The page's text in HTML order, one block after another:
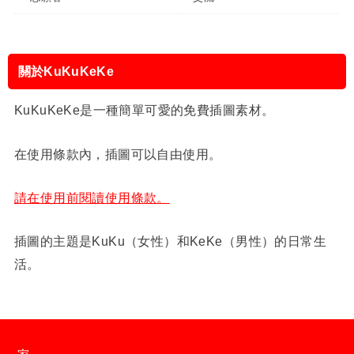
關於KuKuKeKe
KuKuKeKe是一種簡單可愛的免費插圖素材。
在使用條款內，插圖可以自由使用。
請在使用前閱讀使用條款。
插圖的主題是KuKu（女性）和KeKe（男性）的日常生
活。